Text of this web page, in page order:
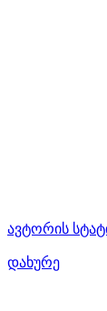
ავტორის
დახურე